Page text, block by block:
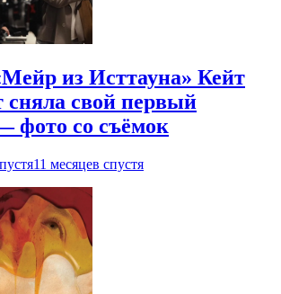
из Исттауна» Кейт
сняла свой первый
фото со съёмок
11 месяцев спустя